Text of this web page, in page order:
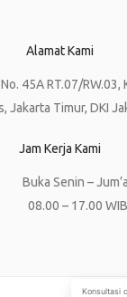
Alamat Kami
45A RT.07/RW.03,
Jakarta Timur, DKI
Jam Kerja Kami
Buka Senin –
08.00 – 17.00 WIB
Konsultasi